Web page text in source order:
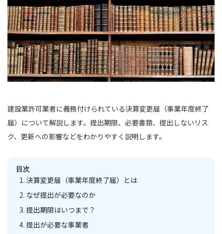
建設業許可業者に義務付けられている決算変更届（事業年度終了
届）について解説します。提出期限、必要書類、提出しないリス
ク、更新への影響などをわかりやすく説明します。
目次
決算変更届（事業年度終了届）とは
なぜ提出が必要なのか
提出期限はいつまで？
提出が必要な事業者